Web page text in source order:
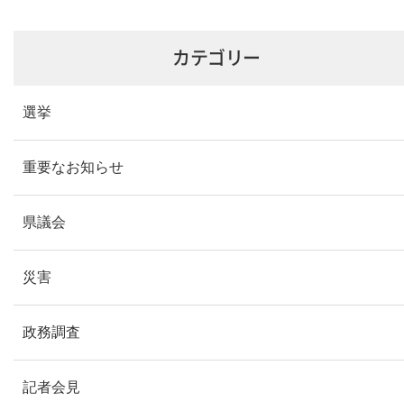
カテゴリー
選挙
重要なお知らせ
県議会
災害
政務調査
記者会見